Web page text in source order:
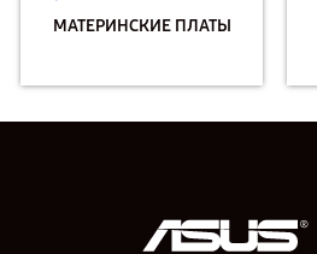
МАТЕРИНСКИЕ ПЛАТЫ